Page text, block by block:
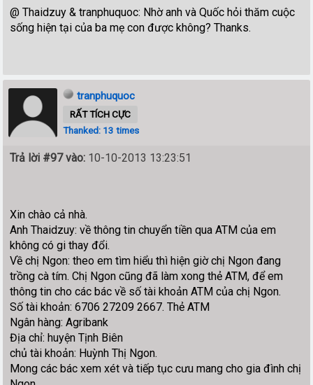
@ Thaidzuy & tranphuquoc: Nhờ anh và Quốc hỏi thăm cuộc
sống hiện tại của ba mẹ con được không? Thanks.
tranphuquoc
RẤT TÍCH CỰC
Thanked: 13 times
Trả lời #97 vào: 10-10-2013 13:23:51
Xin chào cả nhà.
Anh Thaidzuy: về thông tin chuyển tiền qua ATM của em
không có gi thay đổi.
Về chị Ngon: theo em tìm hiểu thì hiện giờ chị Ngon đang
trồng cà tím. Chị Ngon cũng đã làm xong thẻ ATM, để em
thông tin cho các bác về số tài khoản ATM của chị Ngon.
Số tài khoản: 6706 27209 2667. Thẻ ATM
Ngân hàng: Agribank
Địa chỉ: huyện Tịnh Biên
chủ tài khoản: Huỳnh Thị Ngon.
Mong các bác xem xét và tiếp tục cưu mang cho gia đình chị